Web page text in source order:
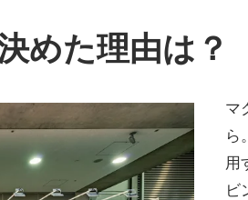
めた理由は？
マ
ら
用
ビ